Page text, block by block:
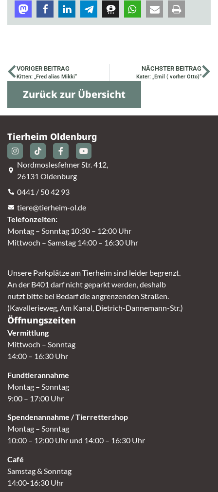
VORIGER BEITRAG
Kitten: „Fred alias Mikki“
NÄCHSTER BEITRAG
Kater: „Emil ( vorher Otto)“
Zurück zur Übersicht
Tierheim Oldenburg
Nordmoslesfehner Str. 412,
26131 Oldenburg
0441 / 50 42 93
tiere@tierheim-ol.de
Telefonzeiten:
Montag – Sonntag 10:30 – 12:00 Uhr
Mittwoch – Samstag 14:00 – 16:30 Uhr
Unsere Parkplätze am Tierheim sind leider begrenzt.
An der B401 darf nicht geparkt werden, deshalb
nutzt bitte bei Bedarf die angrenzenden Straßen.
(Kavallerieweg, Am Kanal, Dietrich-Dannemann-Str.)
Öffnungszeiten
Vermittlung
Mittwoch – Sonntag
14:00 – 16:30 Uhr
Fundtierannahme
Montag – Sonntag
9:00 – 17:00 Uhr
Spendenannahme / Tierrettershop
Montag – Sonntag
10:00 – 12:00 Uhr und 14:00 – 16:30 Uhr
Café
Samstag & Sonntag
14:00-16:30 Uhr